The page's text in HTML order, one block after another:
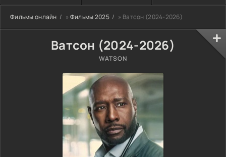
Фильмы онлайн » Фильмы 2025 » Ватсон (2024-2026)
Ватсон (2024-2026)
WATSON